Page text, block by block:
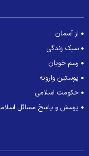
از آسمان
سبک زندگی
رسم خوبان
پوستین وارونه
حکومت اسلامی
پرسش و پاسخ مسائل اسلامی